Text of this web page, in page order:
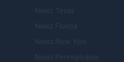
Newz Texas
Newz Florida
Newz New York
Newz Pennsylvania